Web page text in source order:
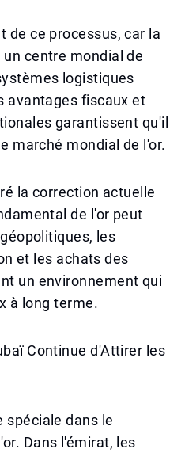
de ce processus, car la
centre mondial de
logistiques
avantages fiscaux et
garantissent qu'il
marché mondial de l'or.
la correction actuelle
de l'or peut
les
et les achats des
un environnement qui
à long terme.
Continue d'Attirer les
spéciale dans le
Dans l'émirat, les